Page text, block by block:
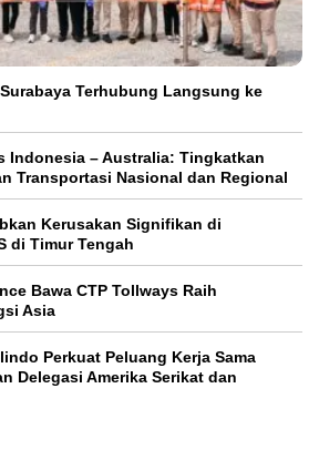
Terhubung Langsung ke
Indonesia – Australia: Tingkatkan
Transportasi Nasional dan Regional
Kerusakan Signifikan di
di Timur Tengah
Bawa CTP Tollways Raih
Asia
Perkuat Peluang Kerja Sama
Delegasi Amerika Serikat dan